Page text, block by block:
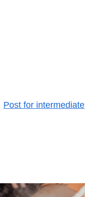
Post for intermediate